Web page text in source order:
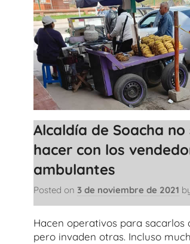
Alcaldía de Soacha no
hacer con los
ambulantes
Posted on 3 de noviembre de 2021
Hacen operativos para sacarlos
pero invaden otras. Incluso